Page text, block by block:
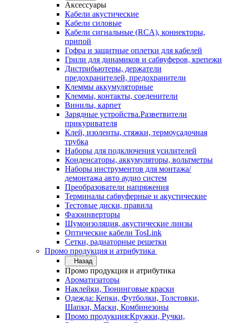
Аксессуары
Кабели акустические
Кабели силовые
Кабели сигнальные (RCA), коннекторы,
припой
Гофра и защитные оплетки для кабелей
Грили для динамиков и сабвуферов, крепежи
Дистрибьютеры, держатели
предохранителей, предохранители
Клеммы аккумуляторные
Клеммы, контакты, соеденители
Винилы, карпет
Зарядные устройства.Разветвители
прикуривателя
Клей, изоленты, стяжки, термоусадочная
трубка
Наборы для подключения усилителей
Конденсаторы, аккумуляторы, вольтметры
Наборы инструментов для монтажа/
демонтажа авто аудио систем
Преобразователи напряжения
Терминалы сабвуферные и акустические
Тестовые диски, правила
Фазоинверторы
Шумоизоляция, акустические линзы
Оптические кабели TosLink
Сетки, радиаторные решетки
Промо продукция и атрибутика
Назад
Промо продукция и атрибутика
Ароматизаторы
Наклейки, Тюнинговые краски
Одежда: Кепки, Футболки, Толстовки,
Шапки, Маски, Комбинезоны
Промо продукция:Кружки, Ручки,